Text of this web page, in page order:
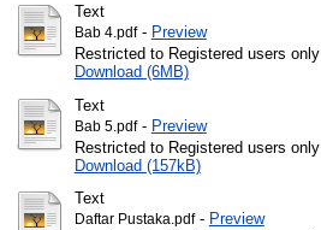
Text
Bab 4.pdf- Preview
Restricted to Registered users only
Download (6MB)
Text
Bab 5.pdf- Preview
Restricted to Registered users only
Download (157kB)
Text
Daftar Pustaka.pdf- Preview